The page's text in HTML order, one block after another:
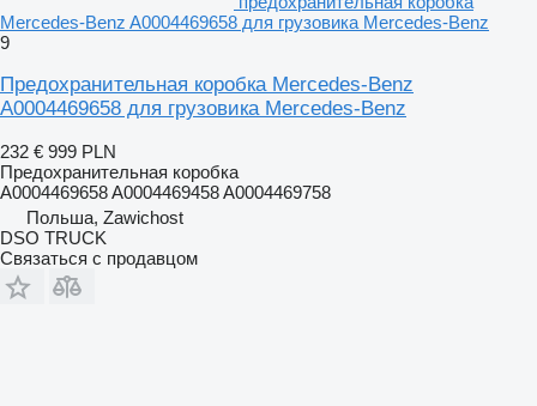
Mercedes-Benz A0004469658 для грузовика Mercedes-Benz
9
Предохранительная коробка Mercedes-Benz
A0004469658 для грузовика Mercedes-Benz
232 € 999 PLN
Предохранительная коробка
A0004469658 A0004469458 A0004469758
Польша, Zawichost
DSO TRUCK
Связаться с продавцом